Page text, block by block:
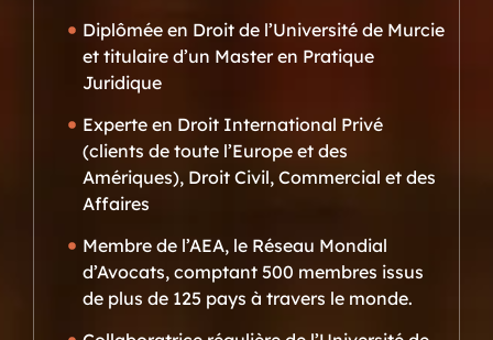
Diplômée en Droit de l’Université de Murcie
et titulaire d’un Master en Pratique
Juridique
Experte en Droit International Privé
(clients de toute l’Europe et des
Amériques), Droit Civil, Commercial et des
Affaires
Membre de l’AEA, le Réseau Mondial
d’Avocats, comptant 500 membres issus
de plus de 125 pays à travers le monde.